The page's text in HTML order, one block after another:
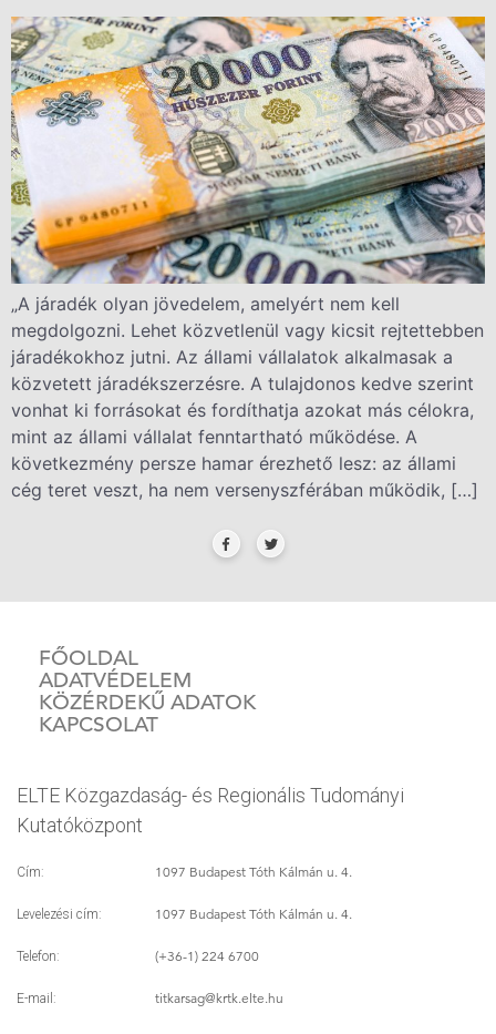
„A járadék olyan jövedelem, amelyért nem kell
megdolgozni. Lehet közvetlenül vagy kicsit rejtettebben
járadékokhoz jutni. Az állami vállalatok alkalmasak a
közvetett járadékszerzésre. A tulajdonos kedve szerint
vonhat ki forrásokat és fordíthatja azokat más célokra,
mint az állami vállalat fenntartható működése. A
következmény persze hamar érezhető lesz: az állami
cég teret veszt, ha nem versenyszférában működik, […]
FŐOLDAL
ADATVÉDELEM
KÖZÉRDEKŰ ADATOK
KAPCSOLAT
ELTE Közgazdaság- és Regionális Tudományi
Kutatóközpont
Cím: 1097 Budapest Tóth Kálmán u. 4.
Levelezési cím: 1097 Budapest Tóth Kálmán u. 4.
Telefon: (+36-1) 224 6700
E-mail: titkarsag@krtk.elte.hu